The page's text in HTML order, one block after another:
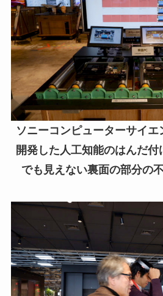
ソニーコンピューターサイエ
開発した人工知能のはんだ
でも見えない裏面の部分の